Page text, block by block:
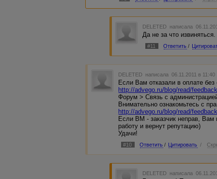
DELETED написала
Да не за что
#11 Ответить /
DELETED написала 06.11.2011 в
Если Вам отказали в оплате
http://advego.ru/blog/read/
Форум > Связь с
Внимательно ознакомьтесь с
http://advego.ru/blog/read/
Если ВМ - заказчик неправ, Вам
работу и вернут репутацию)
Удачи!
#10 Ответить / Цитировать /
DELETED написала